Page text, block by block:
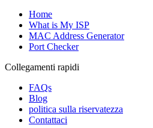
Home
What is My ISP
MAC Address Generator
Port Checker
Collegamenti rapidi
FAQs
Blog
politica sulla riservatezza
Contattaci